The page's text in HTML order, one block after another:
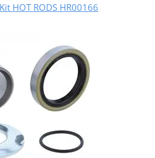
HOT RODS HR00166